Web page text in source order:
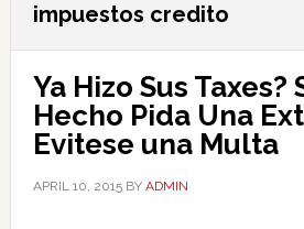
impuestos credito
Ya Hizo Sus Taxes?
Hecho Pida Una
Evitese una Multa
APRIL 10, 2015BY ADMIN